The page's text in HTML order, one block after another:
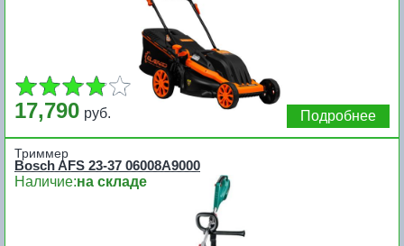
17,790 руб. Подробнее
Триммер
Bosch AFS 23-37 06008A9000
Наличие:на складе